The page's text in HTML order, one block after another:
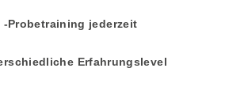
-Probetraining jederzeit
Erfahrungslevel